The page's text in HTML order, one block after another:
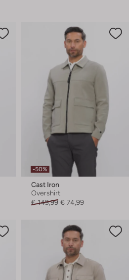
-50%
Cast Iron
Overshirt
€ 149,99 € 74,99